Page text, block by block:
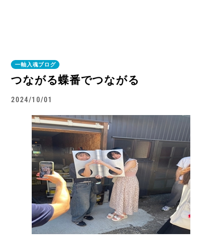
一軸入魂ブログ
つながる蝶番でつながる
2024/10/01